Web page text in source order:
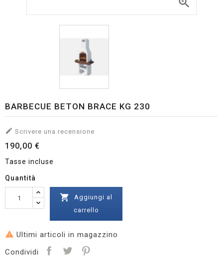
BARBECUE BETON BRACE KG 230
 Scrivere una recensione
190,00 €
Tasse incluse
Quantità

Aggiungi al
carrello
 Ultimi articoli in magazzino
Condividi